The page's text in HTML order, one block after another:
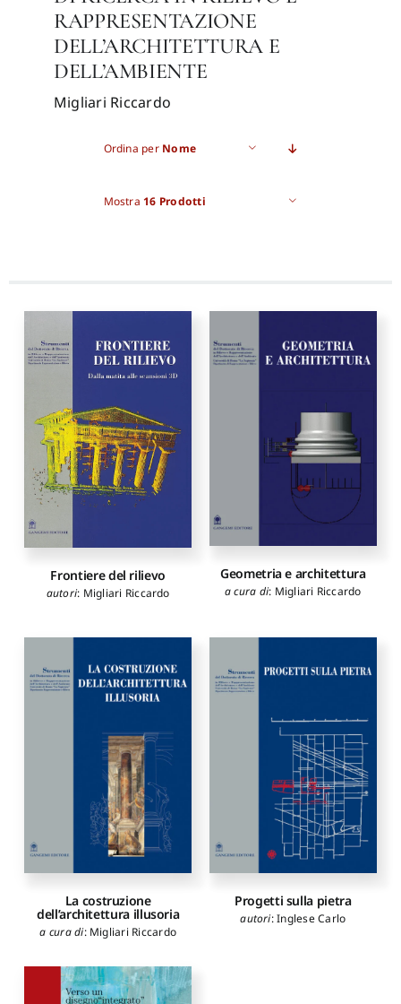
RAPPRESENTAZIONE
DELL’ARCHITETTURA E
DELL’AMBIENTE
Migliari Riccardo
Ordina per Nome
Mostra 16 Prodotti
Frontiere del rilievo
autori: Migliari Riccardo
Geometria e architettura
a cura di: Migliari Riccardo
La costruzione
dell’architettura illusoria
a cura di: Migliari Riccardo
Progetti sulla pietra
autori:Inglese Carlo